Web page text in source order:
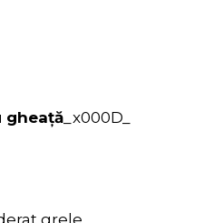
gheață _x000D_
grele